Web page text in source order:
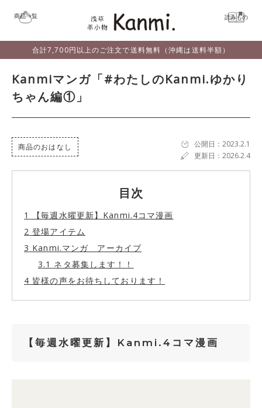
商品一覧 読みもの
合計7,700円以上のご注文で送料無料（沖縄は送料半額）
Kanmiマンガ「#わたしのKanmi.ゆかり
ちゃん編①」
商品のおはなし
公開日：2023.2.1
更新日：2026.2.4
目次
1
【毎週水曜更新】Kanmi.4コマ漫画
2 登場アイテム
3 Kanmi.マンガ アーカイブ
3.1 ネタ募集します！！
4 皆様の声をお待ちしております！
【毎週水曜更新】Kanmi.4コマ漫画